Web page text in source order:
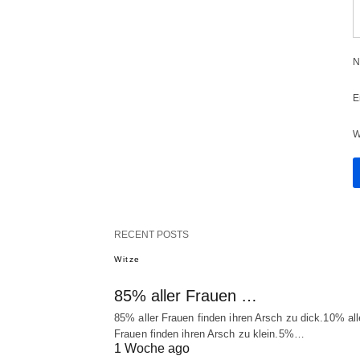
RECENT POSTS
Witze
85% aller Frauen …
85% aller Frauen finden ihren Arsch zu dick.10%
Frauen finden ihren Arsch zu klein.5%…
1 Woche ago